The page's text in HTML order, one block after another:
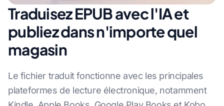
Traduisez EPUB avec l'IA et
publiez dans n'importe quel
magasin
Le fichier traduit fonctionne avec les principales
plateformes de lecture électronique, notamment